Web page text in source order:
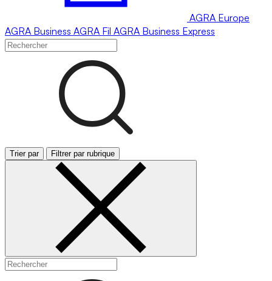
AGRA Europe
AGRA Business AGRA Fil AGRA Business Express
Trier par Filtrer par rubrique